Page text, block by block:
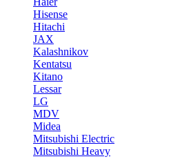
Hisense
Hitachi
JAX
Kalashnikov
Kentatsu
Kitano
Lessar
LG
MDV
Midea
Mitsubishi Electric
Mitsubishi Heavy